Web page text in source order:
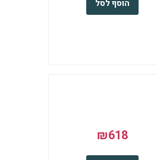
הוסף לסל
₪618